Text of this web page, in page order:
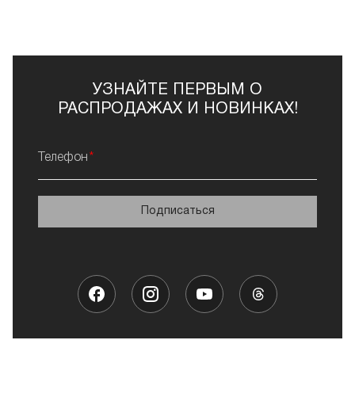
УЗНАЙТЕ ПЕРВЫМ О
РАСПРОДАЖАХ И НОВИНКАХ!
Телефон
Подписаться